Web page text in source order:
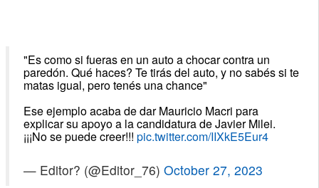
"Es como si fueras en un auto a chocar contra un
paredón. Qué haces? Te tirás del auto, y no sabés si te
matas igual, pero tenés una chance"
Ese ejemplo acaba de dar Mauricio Macri para
explicar su apoyo a la candidatura de Javier Milei.
¡¡¡No se puede creer!!! pic.twitter.com/IIXkE5Eur4
— Editor? (@Editor_76) October 27, 2023